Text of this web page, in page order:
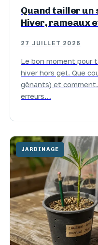
Quand tailler un
Hiver, rameaux
27 JUILLET 2026
Le bon moment pour
hiver hors gel. Que
gênants) et
erreurs…
JARDINAGE